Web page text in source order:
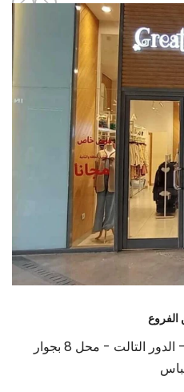
الفروع
جنينه مول - الدور التالت - محل 8 بجوار